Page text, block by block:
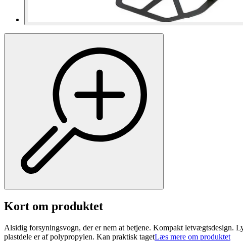
Kort om produktet
Alsidig forsyningsvogn, der er nem at betjene. Kompakt letvægtsdesign.
plastdele er af polypropylen. Kan praktisk tagetLæs mere om produktet